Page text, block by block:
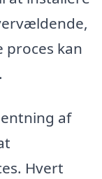
proces kan
af
Hvert